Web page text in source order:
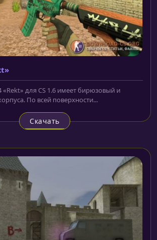
для CS 1.6 имеет бирюзовый и
По всей поверхности...
Скачать